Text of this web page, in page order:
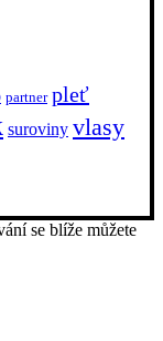
partner pleť
suroviny vlasy
se blíže můžete